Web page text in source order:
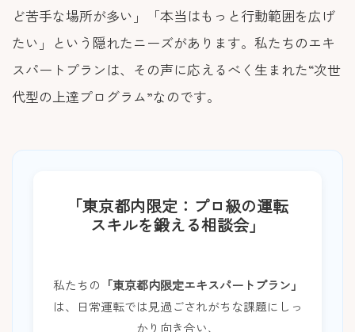
ど苦手な場所が多い」「本当はもっと行動範囲を広げ
たい」という隠れたニーズがあります。私たちのエキ
スパートプランは、その声に応えるべく生まれた“次世
代型の上達プログラム”なのです。
「東京都内限定：プロ級の運転
スキルを鍛える相談会」
私たちの 「東京都内限定エキスパートプラン」
は、日常運転では見過ごされがちな課題にしっ
かり向き合い、